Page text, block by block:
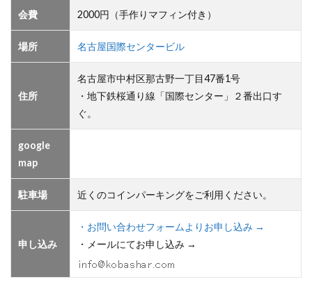
会費 2000円（手作りマフィン付き）
場所 名古屋国際センタービル
住所
名古屋市中村区那古野一丁目47番1号
・地下鉄桜通り線「国際センター」２番出口す
ぐ。
google
map
駐車場 近くのコインパーキングをご利用ください。
申し込み
・お問い合わせフォームよりお申し込み →
・メールにてお申し込み →